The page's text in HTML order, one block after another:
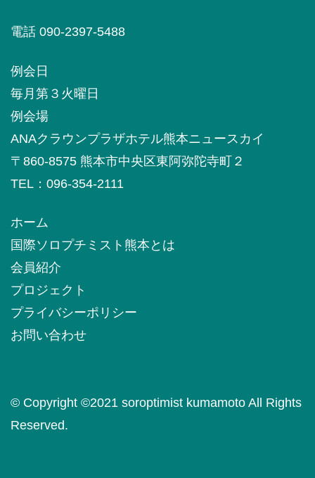
電話 090-2397-5488
例会日
毎月第３火曜日
例会場
ANAクラウンプラザホテル熊本ニュースカイ
〒860-8575 熊本市中央区東阿弥陀寺町２
TEL：096-354-2111
ホーム
国際ソロプチミスト熊本とは
会員紹介
プロジェクト
プライバシーポリシー
お問い合わせ
© Copyright ©️2021 soroptimist kumamoto All Rights
Reserved.